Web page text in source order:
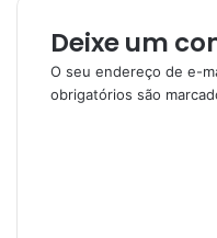
Deixe um
O seu endereço de e-
obrigatórios são